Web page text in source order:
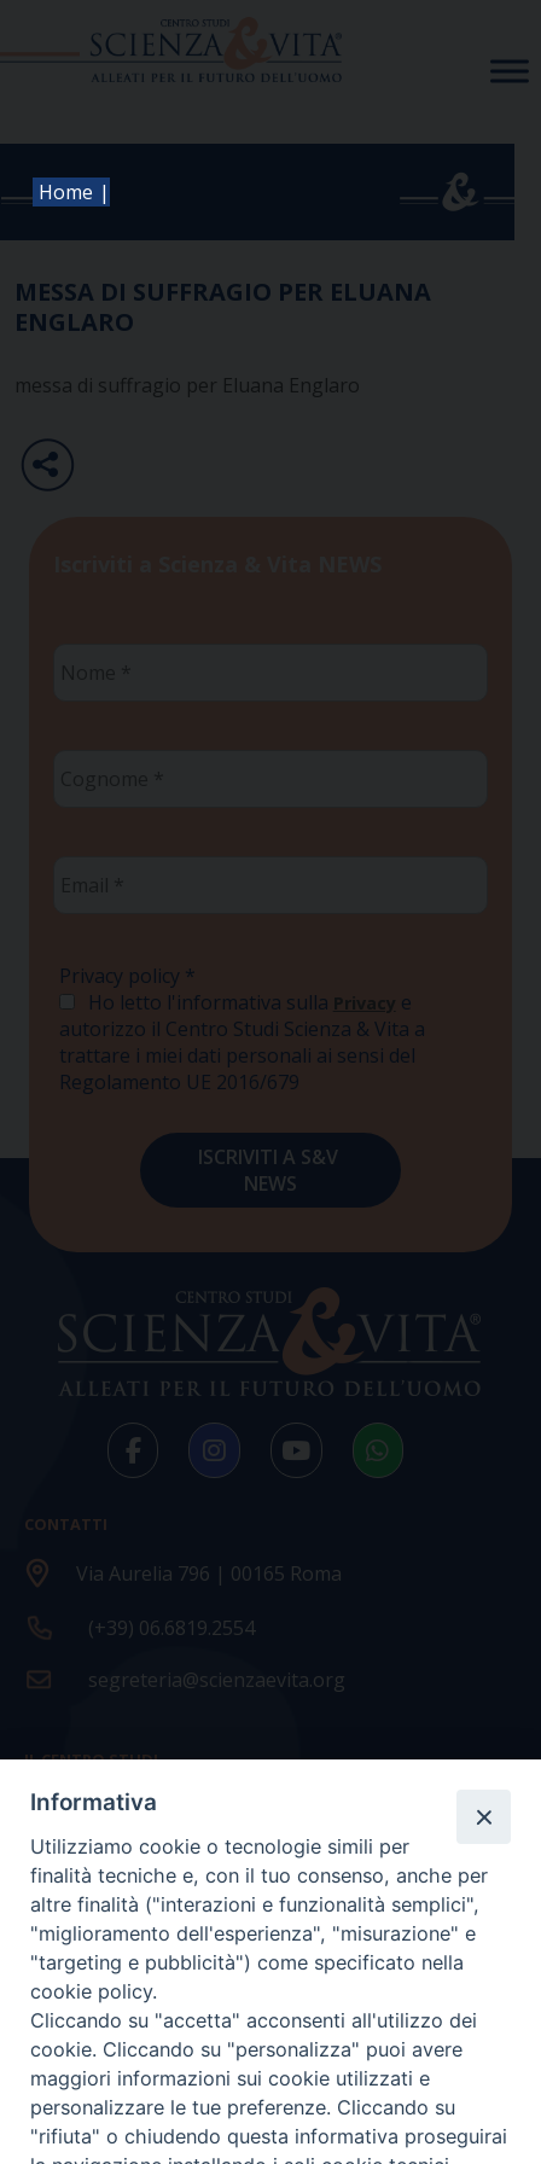
Home |
MESSA DI SUFFRAGIO PER ELUANA
ENGLARO
messa di suffragio per Eluana Englaro
Privacy policy *
Ho letto l'informativa sulla Privacy e
autorizzo il Centro Studi Scienza & Vita a
trattare i miei dati personali ai sensi del
Regolamento UE 2016/679
CONTATTI
Via Aurelia 796 | 00165 Roma
(+39) 06.6819.2554
segreteria@scienzaevita.org
IL CENTRO STUDI
La nostra storia
Statuto
Presidenza e ufficio presidenza
Consiglio scientifico
Coordinamento nazionale
COPYRIGHT Scienza & Vita - C.F96600690588- Tutti i
Informativa
Utilizziamo cookie o tecnologie simili per
finalità tecniche e, con il tuo consenso, anche per
altre finalità ("interazioni e funzionalità semplici",
"miglioramento dell'esperienza", "misurazione" e
"targeting e pubblicità") come specificato nella
cookie policy.
Cliccando su "accetta" acconsenti all'utilizzo dei
cookie. Cliccando su "personalizza" puoi avere
maggiori informazioni sui cookie utilizzati e
personalizzare le tue preferenze. Cliccando su
"rifiuta" o chiudendo questa informativa proseguirai